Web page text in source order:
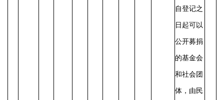
自登记之
日起可以
公开募捐
的基金会
和社会团
体，由民